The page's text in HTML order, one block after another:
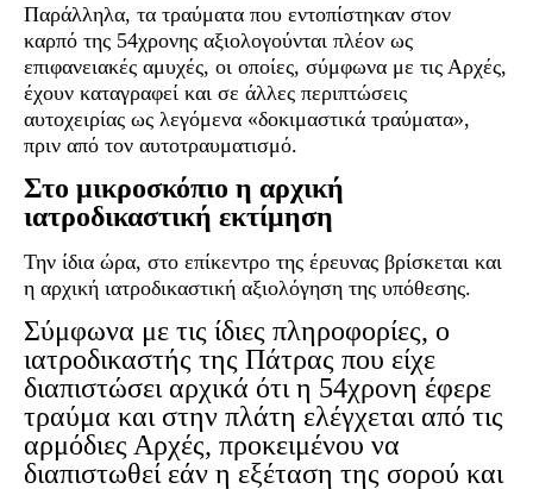
Παράλληλα, τα τραύματα που εντοπίστηκαν στον
καρπό της 54χρονης αξιολογούνται πλέον ως
επιφανειακές αμυχές, οι οποίες, σύμφωνα με τις Αρχές,
έχουν καταγραφεί και σε άλλες περιπτώσεις
αυτοχειρίας ως λεγόμενα «δοκιμαστικά τραύματα»,
πριν από τον αυτοτραυματισμό.
Στο μικροσκόπιο η αρχική
ιατροδικαστική εκτίμηση
Την ίδια ώρα, στο επίκεντρο της έρευνας βρίσκεται και
η αρχική ιατροδικαστική αξιολόγηση της υπόθεσης.
Σύμφωνα με τις ίδιες πληροφορίες, ο
ιατροδικαστής της Πάτρας που είχε
διαπιστώσει αρχικά ότι η 54χρονη έφερε
τραύμα και στην πλάτη ελέγχεται από τις
αρμόδιες Αρχές, προκειμένου να
διαπιστωθεί εάν η εξέταση της σορού και